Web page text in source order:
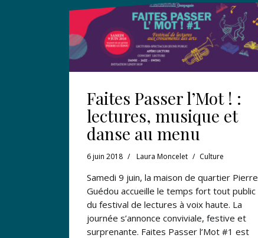
Faites Passer l’Mot ! :
lectures, musique et
danse au menu
6 juin 2018 Laura Moncelet Culture
Samedi 9 juin, la maison de quartier Pierre
Guédou accueille le temps fort tout public
du festival de lectures à voix haute. La
journée s’annonce conviviale, festive et
surprenante. Faites Passer l’Mot #1 est